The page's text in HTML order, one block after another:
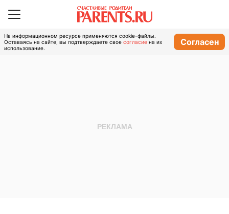
На информационном ресурсе применяются cookie-файлы.
Оставаясь на сайте, вы подтверждаете свое согласие на их
использование.
Согласен